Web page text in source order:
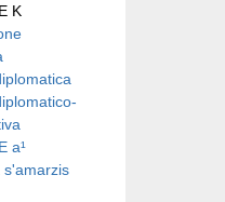
K
a¹
s'amarzis